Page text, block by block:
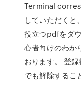
Terminal
していただくと
役立つpdfをダ
心者向けのわか
おります。 登
でも解除するこ